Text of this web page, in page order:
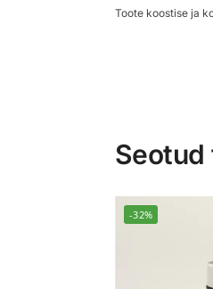
Toote koostise ja
-32%